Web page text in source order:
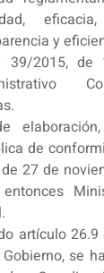
eficacia,
y
2015, de
de
27 de
artículo
se